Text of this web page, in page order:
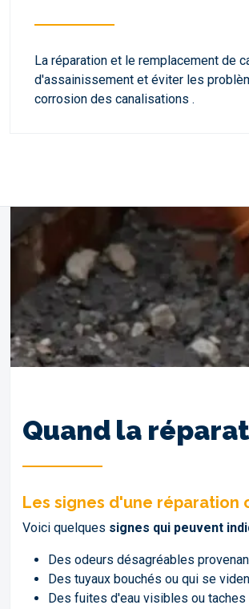
La réparation et le remplacement de
d'assainissement et éviter les
corrosion des canalisations .
Quand la
Les signes d'une
Voici quelques signes qui peuvent
Des odeurs désagréables
Des tuyaux bouchés ou qui se
Des fuites d'eau visibles ou